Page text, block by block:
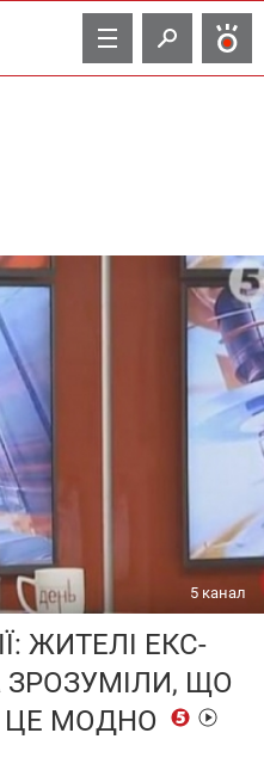
TV
5 канал
ЖИТЕЛІ ЕКС-
ЩО
ЦЕ МОДНО